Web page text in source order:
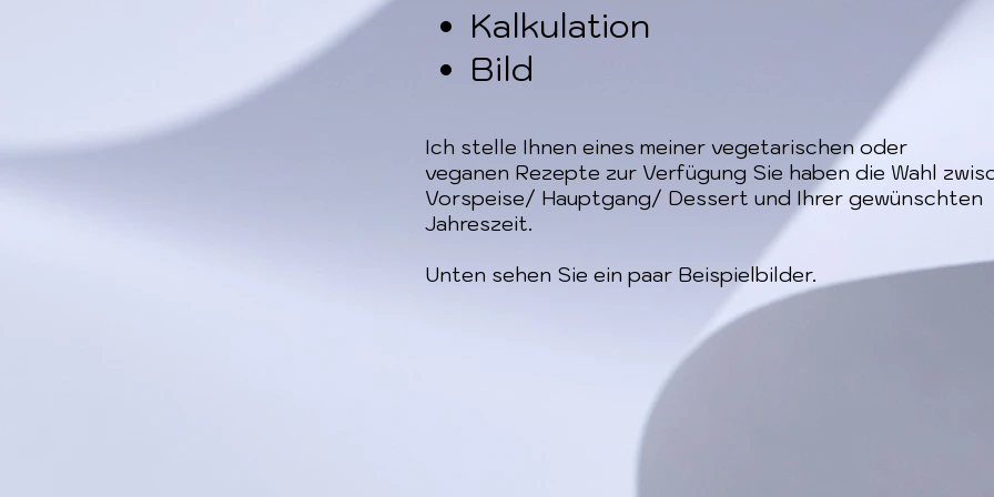
Kalkulation
Bild
Ich stelle Ihnen eines meiner vegetarischen oder
veganen Rezepte zur Verfügung Sie haben die Wahl
Vorspeise/ Hauptgang/ Dessert und Ihrer gewünschten
Jahreszeit.
Unten sehen Sie ein paar Beispielbilder.